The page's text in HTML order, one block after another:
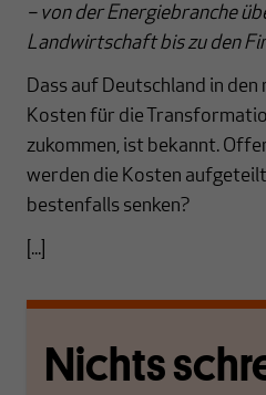
– von der Energiebranche
Landwirtschaft bis zu den
Dass auf Deutschland in den
Kosten für die
zukommen, ist bekannt.
werden die Kosten
bestenfalls senken?
[...]
Nichts